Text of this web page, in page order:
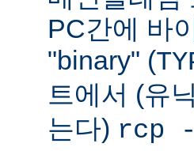
PC간에 바
"binary" (
트에서 (유
는다) rcp